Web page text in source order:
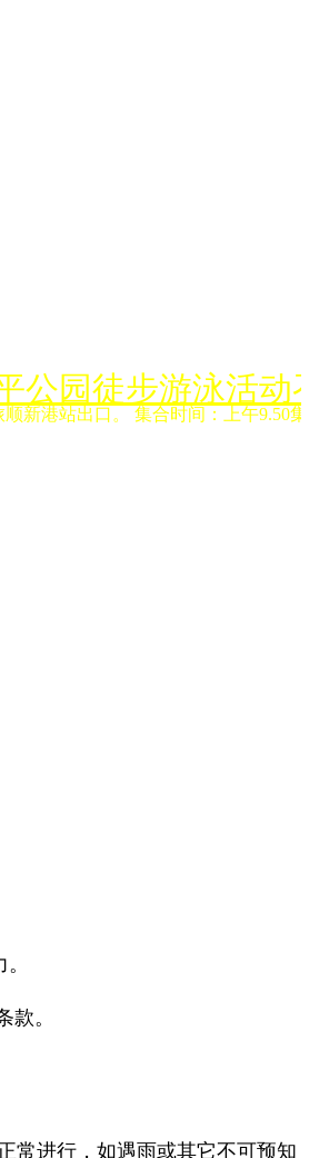
公园徒步游泳活动
新港站出口。 集合时间：上午9.50集
。
常进行，如遇雨或其它不可预知